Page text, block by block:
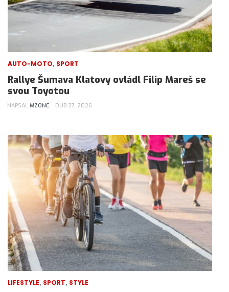
AUTO-MOTO, SPORT
Rallye Šumava Klatovy ovládl Filip Mareš se
svou Toyotou
NAPSAL MZONE DUB 27, 2026
LIFESTYLE, SPORT, STYLE